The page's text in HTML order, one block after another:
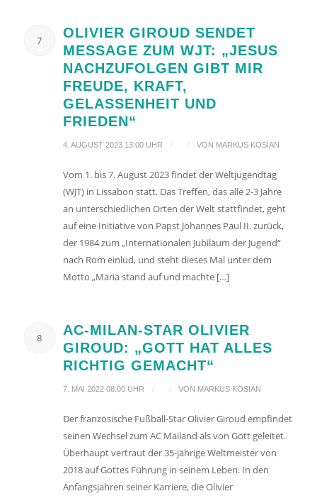
7
OLIVIER GIROUD SENDET
MESSAGE ZUM WJT: „JESUS
NACHZUFOLGEN GIBT MIR
FREUDE, KRAFT,
GELASSENHEIT UND
FRIEDEN“
4. AUGUST 2023 13:00 UHR / / VON MARKUS KOSIAN
Vom 1. bis 7. August 2023 findet der Weltjugendtag
(WJT) in Lissabon statt. Das Treffen, das alle 2-3 Jahre
an unterschiedlichen Orten der Welt stattfindet, geht
auf eine Initiative von Papst Johannes Paul II. zurück,
der 1984 zum „Internationalen Jubiläum der Jugend“
nach Rom einlud, und steht dieses Mal unter dem
Motto „Maria stand auf und machte […]
8
AC-MILAN-STAR OLIVIER
GIROUD: „GOTT HAT ALLES
RICHTIG GEMACHT“
7. MAI 2022 08:00 UHR / / VON MARKUS KOSIAN
Der französische Fußball-Star Olivier Giroud empfindet
seinen Wechsel zum AC Mailand als von Gott geleitet.
Überhaupt vertraut der 35-jährige Weltmeister von
2018 auf Gottes Führung in seinem Leben. In den
Anfangsjahren seiner Karriere, die Olivier